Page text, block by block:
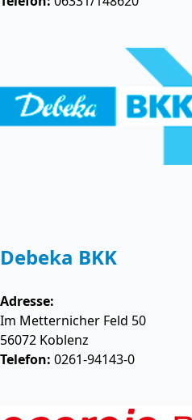
Debeka BKK
Adresse:
Im Metternicher Feld 50
56072 Koblenz
Telefon: 0261-94143-0